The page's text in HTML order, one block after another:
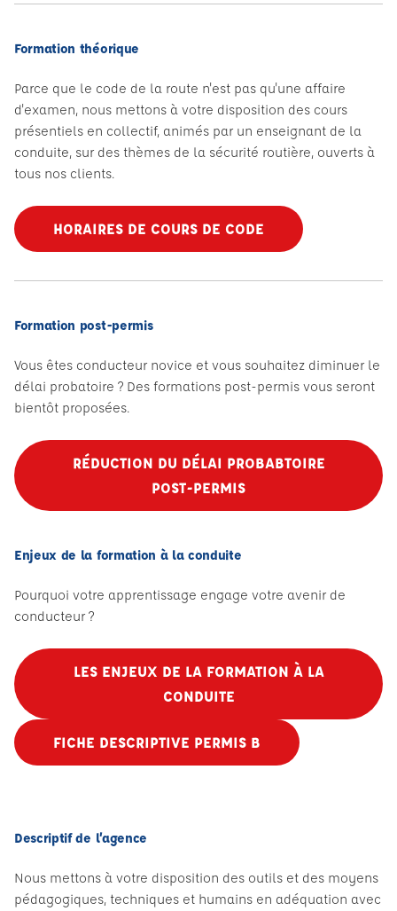
Formation théorique
Parce que le code de la route n'est pas qu'une affaire
d'examen, nous mettons à votre disposition des cours
présentiels en collectif, animés par un enseignant de la
conduite, sur des thèmes de la sécurité routière, ouverts à
tous nos clients.
HORAIRES DE COURS DE CODE
Formation post-permis
Vous êtes conducteur novice et vous souhaitez diminuer le
délai probatoire ? Des formations post-permis vous seront
bientôt proposées.
RÉDUCTION DU DÉLAI PROBABTOIRE
POST-PERMIS
Enjeux de la formation à la conduite
Pourquoi votre apprentissage engage votre avenir de
conducteur ?
LES ENJEUX DE LA FORMATION À LA
CONDUITE
FICHE DESCRIPTIVE PERMIS B
Descriptif de l’agence
Nous mettons à votre disposition des outils et des moyens
pédagogiques, techniques et humains en adéquation avec